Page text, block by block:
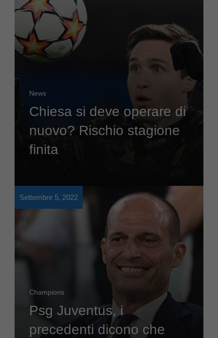
News
Chiesa si deve operare di
nuovo? Rischio stagione
finita
Settembre 5, 2022
Champions
Psg Juventus, i
precedenti dicono che